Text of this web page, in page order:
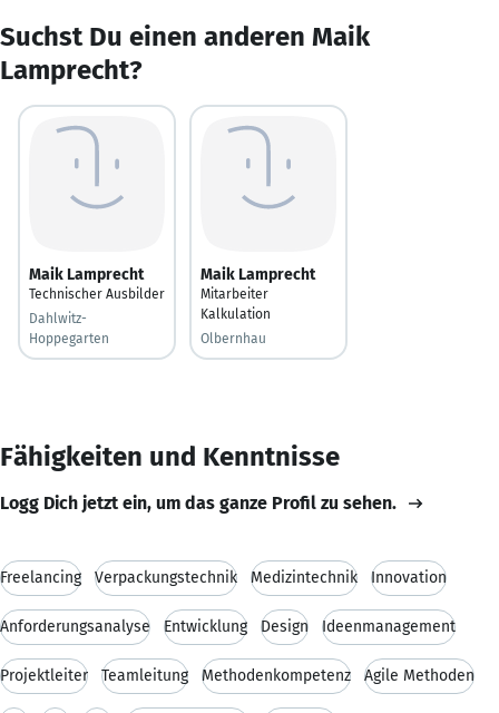
Suchst Du einen anderen Maik
Lamprecht?
Maik Lamprecht
Technischer Ausbilder
Dahlwitz-
Hoppegarten
Maik Lamprecht
Mitarbeiter
Kalkulation
Olbernhau
Fähigkeiten und Kenntnisse
Logg Dich jetzt ein, um das ganze Profil zu sehen.
Freelancing Verpackungstechnik Medizintechnik Innovation
Anforderungsanalyse Entwicklung Design Ideenmanagement
Projektleiter Teamleitung Methodenkompetenz Agile Methoden